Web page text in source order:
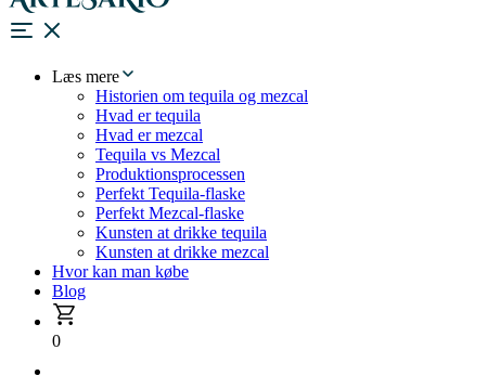
Læs mere
Historien om tequila og mezcal
Hvad er tequila
Hvad er mezcal
Tequila vs Mezcal
Produktionsprocessen
Perfekt Tequila-flaske
Perfekt Mezcal-flaske
Kunsten at drikke tequila
Kunsten at drikke mezcal
Hvor kan man købe
Blog
0